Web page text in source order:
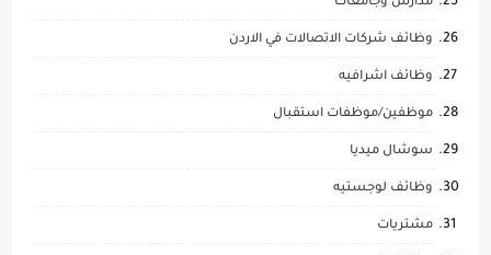
وظائف شركات الاتصالات في الاردن
وظائف اشرافيه
موظفين/موظفات استقبال
سوشال ميديا
وظائف لوجستيه
مشتريات